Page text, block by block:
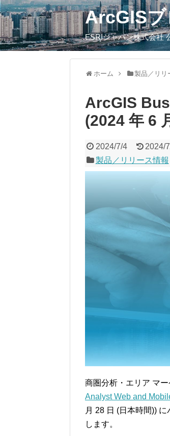
ArcGIS
ESRIジャパン株式会社
ホーム 製品／リリ
ArcGIS
(2024 年 6
2024/7/4
2024/
製品／リリース情報
商圏分析・エリア マ
Analyst Web and
月 28 日 (日本時間))
します。